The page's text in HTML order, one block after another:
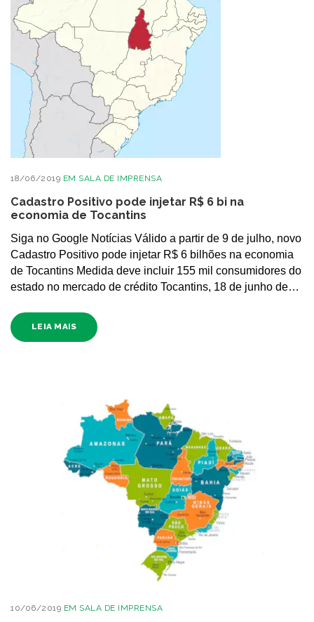
18/06/2019 EM SALA DE IMPRENSA
Cadastro Positivo pode injetar R$ 6 bi na
economia de Tocantins
Siga no Google Notícias Válido a partir de 9 de julho, novo
Cadastro Positivo pode injetar R$ 6 bilhões na economia
de Tocantins Medida deve incluir 155 mil consumidores do
estado no mercado de crédito Tocantins, 18 de junho de…
LEIA MAIS
10/06/2019 EM SALA DE IMPRENSA